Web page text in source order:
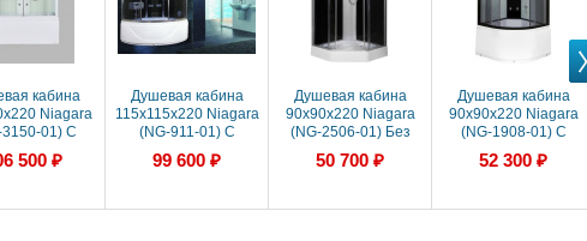
кабина
Niagara
3150-01) С
Поддон
500 ₽
Душевая кабина
115x115x220 Niagara
(NG-911-01) С
гидромассажем,
акрил, Поддон
99 600 ₽
Душевая кабина
90x90x220 Niagara
(NG-2506-01) Без
гидромассажа, акрил,
Поддон низкий
50 700 ₽
Душевая кабина
90x90x220 Niagara
(NG-1908-01) С
гидромассажем,
акрил, Поддон
52 300 ₽